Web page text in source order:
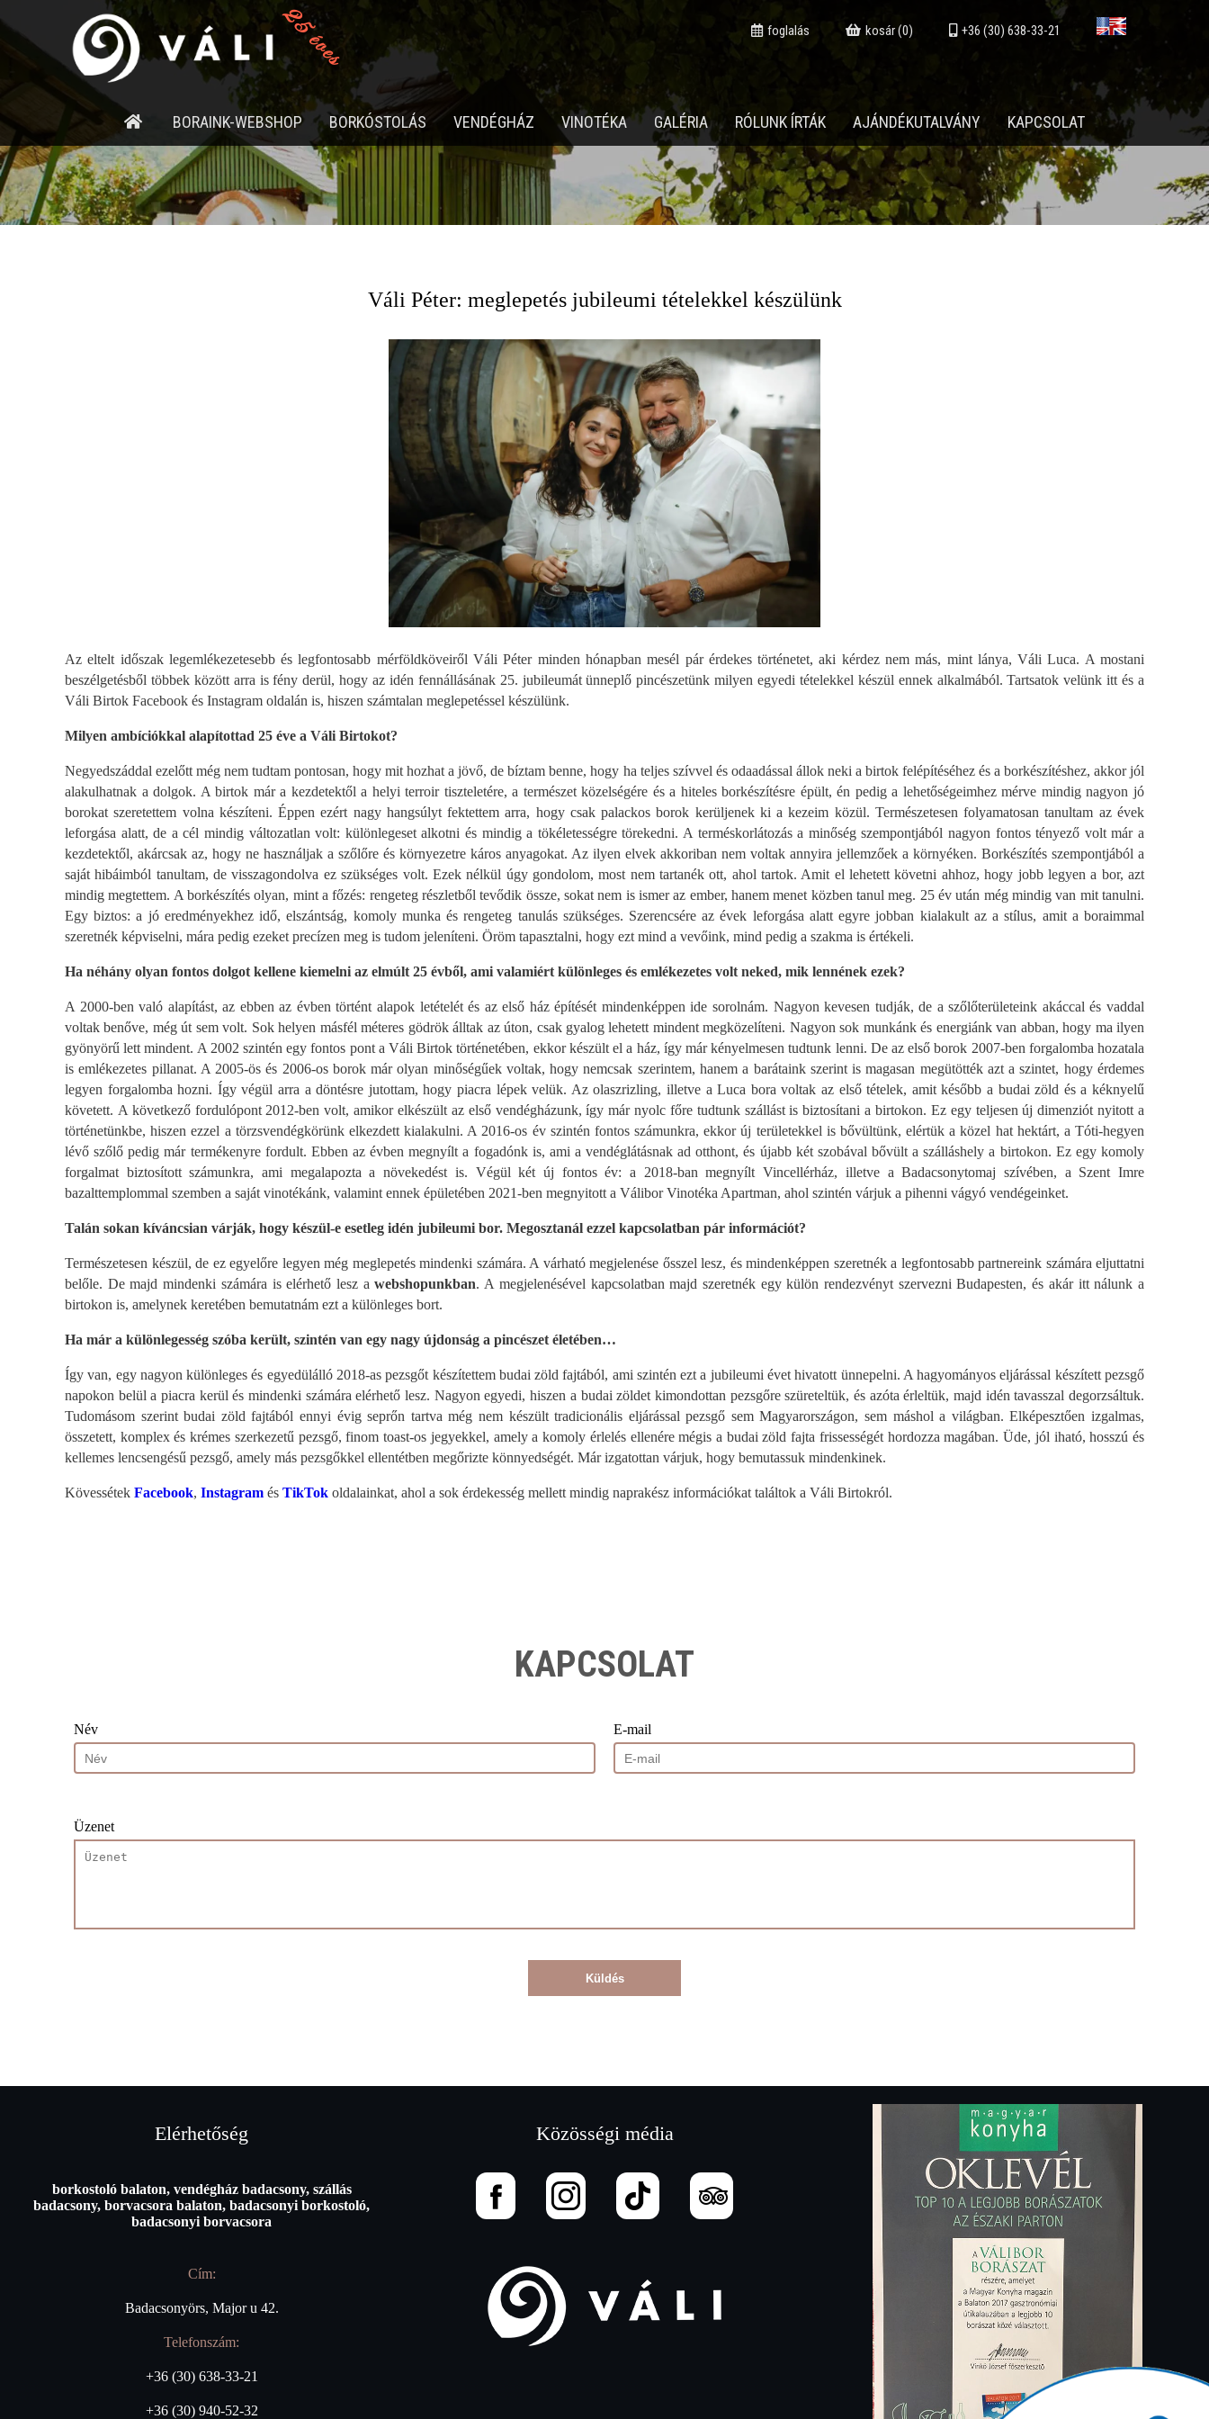
25 éves foglalás kosár (0) +36 (30) 638-33-21
BORAINK-WEBSHOP BORKÓSTOLÁS VENDÉGHÁZ VINOTÉKA GALÉRIA RÓLUNK ÍRTÁK AJÁNDÉKUTALVÁNY KAPCSOLAT
Váli Péter: meglepetés jubileumi tételekkel készülünk
Az eltelt időszak legemlékezetesebb és legfontosabb mérföldköveiről Váli Péter minden hónapban mesél pár érdekes történetet, aki kérdez nem más, mint lánya, Váli Luca. A mostani
beszélgetésből többek között arra is fény derül, hogy az idén fennállásának 25. jubileumát ünneplő pincészetünk milyen egyedi tételekkel készül ennek alkalmából. Tartsatok velünk itt és a
Váli Birtok Facebook és Instagram oldalán is, hiszen számtalan meglepetéssel készülünk.
Milyen ambíciókkal alapítottad 25 éve a Váli Birtokot?
Negyedszáddal ezelőtt még nem tudtam pontosan, hogy mit hozhat a jövő, de bíztam benne, hogy ha teljes szívvel és odaadással állok neki a birtok felépítéséhez és a borkészítéshez, akkor jól
alakulhatnak a dolgok. A birtok már a kezdetektől a helyi terroir tiszteletére, a természet közelségére és a hiteles borkészítésre épült, én pedig a lehetőségeimhez mérve mindig nagyon jó
borokat szeretettem volna készíteni. Éppen ezért nagy hangsúlyt fektettem arra, hogy csak palackos borok kerüljenek ki a kezeim közül. Természetesen folyamatosan tanultam az évek
leforgása alatt, de a cél mindig változatlan volt: különlegeset alkotni és mindig a tökéletességre törekedni. A terméskorlátozás a minőség szempontjából nagyon fontos tényező volt már a
kezdetektől, akárcsak az, hogy ne használjak a szőlőre és környezetre káros anyagokat. Az ilyen elvek akkoriban nem voltak annyira jellemzőek a környéken. Borkészítés szempontjából a
saját hibáimból tanultam, de visszagondolva ez szükséges volt. Ezek nélkül úgy gondolom, most nem tartanék ott, ahol tartok. Amit el lehetett követni ahhoz, hogy jobb legyen a bor, azt
mindig megtettem. A borkészítés olyan, mint a főzés: rengeteg részletből tevődik össze, sokat nem is ismer az ember, hanem menet közben tanul meg. 25 év után még mindig van mit tanulni.
Egy biztos: a jó eredményekhez idő, elszántság, komoly munka és rengeteg tanulás szükséges. Szerencsére az évek leforgása alatt egyre jobban kialakult az a stílus, amit a boraimmal
szeretnék képviselni, mára pedig ezeket precízen meg is tudom jeleníteni. Öröm tapasztalni, hogy ezt mind a vevőink, mind pedig a szakma is értékeli.
Ha néhány olyan fontos dolgot kellene kiemelni az elmúlt 25 évből, ami valamiért különleges és emlékezetes volt neked, mik lennének ezek?
A 2000-ben való alapítást, az ebben az évben történt alapok letételét és az első ház építését mindenképpen ide sorolnám. Nagyon kevesen tudják, de a szőlőterületeink akáccal és vaddal
voltak benőve, még út sem volt. Sok helyen másfél méteres gödrök álltak az úton, csak gyalog lehetett mindent megközelíteni. Nagyon sok munkánk és energiánk van abban, hogy ma ilyen
gyönyörű lett mindent. A 2002 szintén egy fontos pont a Váli Birtok történetében, ekkor készült el a ház, így már kényelmesen tudtunk lenni. De az első borok 2007-ben forgalomba hozatala
is emlékezetes pillanat. A 2005-ös és 2006-os borok már olyan minőségűek voltak, hogy nemcsak szerintem, hanem a barátaink szerint is magasan megütötték azt a szintet, hogy érdemes
legyen forgalomba hozni. Így végül arra a döntésre jutottam, hogy piacra lépek velük. Az olaszrizling, illetve a Luca bora voltak az első tételek, amit később a budai zöld és a kéknyelű
követett. A következő fordulópont 2012-ben volt, amikor elkészült az első vendégházunk, így már nyolc főre tudtunk szállást is biztosítani a birtokon. Ez egy teljesen új dimenziót nyitott a
történetünkbe, hiszen ezzel a törzsvendégkörünk elkezdett kialakulni. A 2016-os év szintén fontos számunkra, ekkor új területekkel is bővültünk, elértük a közel hat hektárt, a Tóti-hegyen
lévő szőlő pedig már termékenyre fordult. Ebben az évben megnyílt a fogadónk is, ami a vendéglátásnak ad otthont, és újabb két szobával bővült a szálláshely a birtokon. Ez egy komoly
forgalmat biztosított számunkra, ami megalapozta a növekedést is. Végül két új fontos év: a 2018-ban megnyílt Vincellérház, illetve a Badacsonytomaj szívében, a Szent Imre
bazalttemplommal szemben a saját vinotékánk, valamint ennek épületében 2021-ben megnyitott a Válibor Vinotéka Apartman, ahol szintén várjuk a pihenni vágyó vendégeinket.
Talán sokan kíváncsian várják, hogy készül-e esetleg idén jubileumi bor. Megosztanál ezzel kapcsolatban pár információt?
Természetesen készül, de ez egyelőre legyen még meglepetés mindenki számára. A várható megjelenése ősszel lesz, és mindenképpen szeretnék a legfontosabb partnereink számára eljuttatni
belőle. De majd mindenki számára is elérhető lesz awebshopunkban. A megjelenésével kapcsolatban majd szeretnék egy külön rendezvényt szervezni Budapesten, és akár itt nálunk a
birtokon is, amelynek keretében bemutatnám ezt a különleges bort.
Ha már a különlegesség szóba került, szintén van egy nagy újdonság a pincészet életében…
Így van, egy nagyon különleges és egyedülálló 2018-as pezsgőt készítettem budai zöld fajtából, ami szintén ezt a jubileumi évet hivatott ünnepelni. A hagyományos eljárással készített pezsgő
napokon belül a piacra kerül és mindenki számára elérhető lesz. Nagyon egyedi, hiszen a budai zöldet kimondottan pezsgőre szüreteltük, és azóta érleltük, majd idén tavasszal degorzsáltuk.
Tudomásom szerint budai zöld fajtából ennyi évig seprőn tartva még nem készült tradicionális eljárással pezsgő sem Magyarországon, sem máshol a világban. Elképesztően izgalmas,
összetett, komplex és krémes szerkezetű pezsgő, finom toast-os jegyekkel, amely a komoly érlelés ellenére mégis a budai zöld fajta frissességét hordozza magában. Üde, jól iható, hosszú és
kellemes lencsengésű pezsgő, amely más pezsgőkkel ellentétben megőrizte könnyedségét. Már izgatottan várjuk, hogy bemutassuk mindenkinek.
Kövessétek Facebook, Instagram és TikTok oldalainkat, ahol a sok érdekesség mellett mindig naprakész információkat találtok a Váli Birtokról.
KAPCSOLAT
Név E-mail
Üzenet
Küldés
Elérhetőség
borkostoló balaton, vendégház badacsony, szállás
badacsony, borvacsora balaton, badacsonyi borkostoló,
badacsonyi borvacsora
Cím:
Badacsonyörs, Major u 42.
Telefonszám:
+36 (30) 638-33-21
+36 (30) 940-52-32
Közösségi média